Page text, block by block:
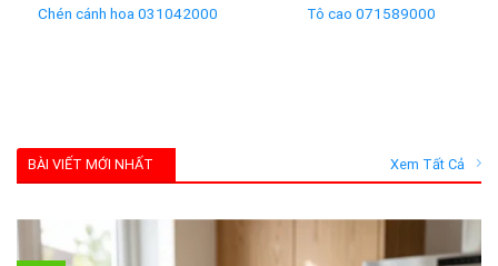
Chén cánh hoa 031042000 Tô cao 071589000
BÀI VIẾT MỚI NHẤT Xem Tất Cả